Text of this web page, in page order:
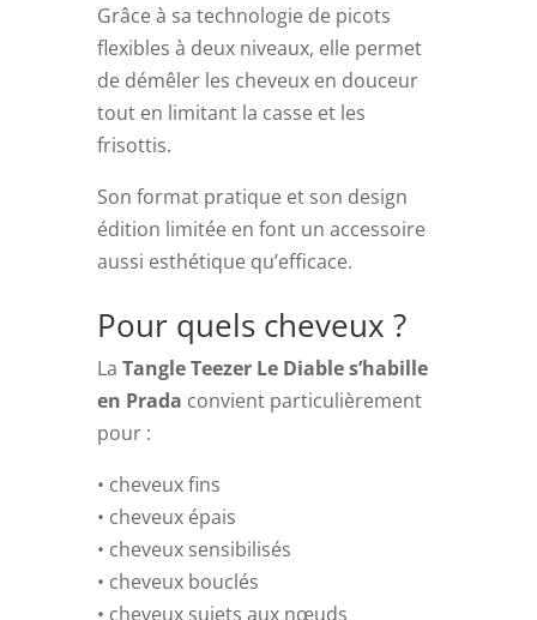
Grâce à sa technologie de picots
flexibles à deux niveaux, elle permet
de démêler les cheveux en douceur
tout en limitant la casse et les
frisottis.
Son format pratique et son design
édition limitée en font un accessoire
aussi esthétique qu’efficace.
Pour quels cheveux ?
La Tangle Teezer Le Diable s’habille
en Prada convient particulièrement
pour :
• cheveux fins
• cheveux épais
• cheveux sensibilisés
• cheveux bouclés
• cheveux sujets aux nœuds